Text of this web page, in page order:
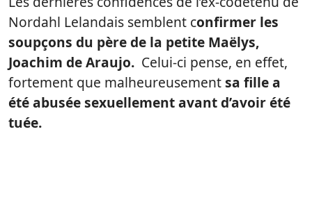
Nordahl Lelandais semblent confirmer les
soupçons du père de la petite Maëlys,
Joachim de Araujo. Celui-ci pense, en effet,
fortement que malheureusementsa fille a
été abusée sexuellement avant d’avoir été
tuée.